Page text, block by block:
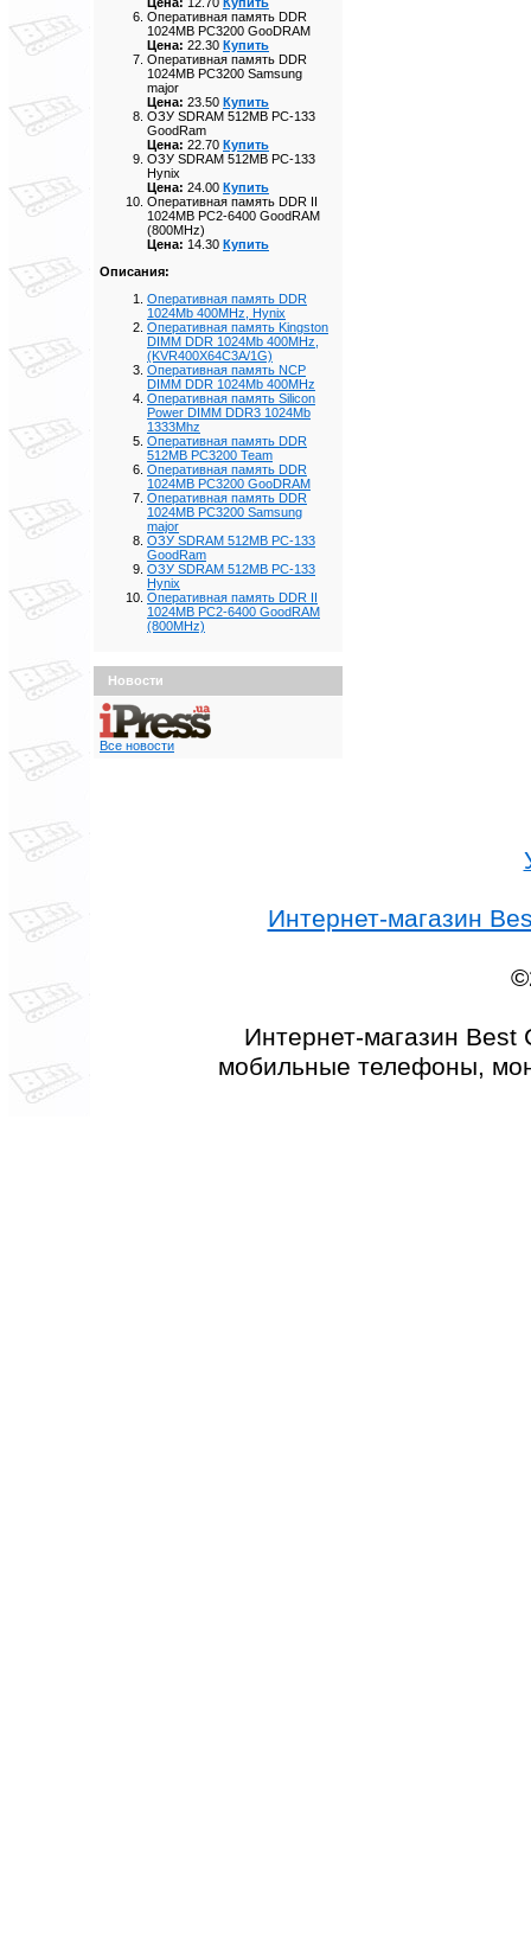
Оперативная память DDR
1024MB PC3200 GooDRAM
Цена: 22.30 Купить
Оперативная память DDR
1024MB PC3200 Samsung
major
Цена: 23.50 Купить
ОЗУ SDRAM 512MB PC-133
GoodRam
Цена: 22.70 Купить
ОЗУ SDRAM 512MB PC-133
Hynix
Цена: 24.00 Купить
Оперативная память DDR II
1024MB PC2-6400 GoodRAM
(800MHz)
Цена: 14.30 Купить
Описания:
Оперативная память DDR
1024Mb 400MHz, Hynix
Оперативная память Kingston
DIMM DDR 1024Mb 400MHz,
(KVR400X64C3A/1G)
Оперативная память NCP
DIMM DDR 1024Mb 400MHz
Оперативная память Silicon
Power DIMM DDR3 1024Mb
1333Mhz
Оперативная память DDR
512MB PC3200 Team
Оперативная память DDR
1024MB PC3200 GooDRAM
Оперативная память DDR
1024MB PC3200 Samsung
major
ОЗУ SDRAM 512MB PC-133
GoodRam
ОЗУ SDRAM 512MB PC-133
Hynix
Оперативная память DDR II
1024MB PC2-6400 GoodRAM
(800MHz)
Новости
Все новости
Интернет-магазин
Интернет-магазин Best
мобильные телефоны,